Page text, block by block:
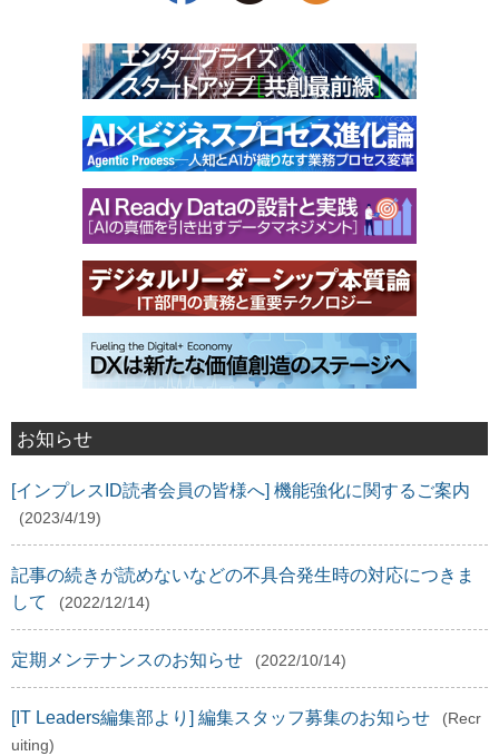
お知らせ
[インプレスID読者会員の皆様へ] 機能強化に関するご案内
(2023/4/19)
記事の続きが読めないなどの不具合発生時の対応につきま
して
(2022/12/14)
定期メンテナンスのお知らせ (2022/10/14)
[IT Leaders編集部より] 編集スタッフ募集のお知らせ
(Recr
uiting)